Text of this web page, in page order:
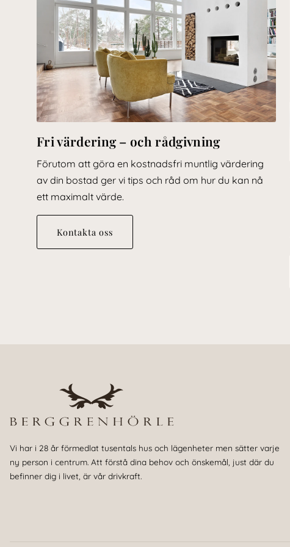
Fri värdering – och rådgivning
Förutom att göra en kostnadsfri muntlig värdering
av din bostad ger vi tips och råd om hur du kan nå
ett maximalt värde.
Kontakta oss
Vi har i 28 år förmedlat tusentals hus och lägenheter men sätter varje
ny person i centrum. Att förstå dina behov och önskemål, just där du
befinner dig i livet, är vår drivkraft.